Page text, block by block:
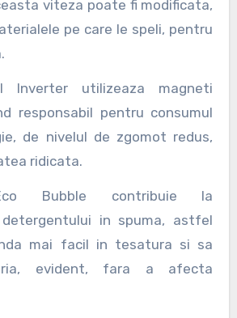
viteza poate fi modificata,
pe care le speli, pentru
Inverter utilizeaza magneti
responsabil pentru consumul
de nivelul de zgomot redus,
ridicata.
Bubble contribuie la
in spuma, astfel
mai facil in tesatura si sa
evident, fara a afecta